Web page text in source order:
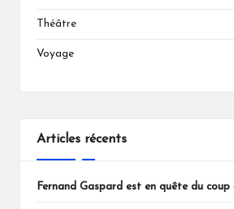
Théâtre
Voyage
Articles récents
Fernand Gaspard est en quête du